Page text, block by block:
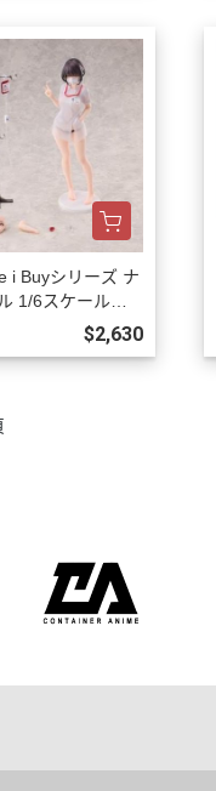
i Buyシリーズ ナ
1/6スケール塗
品フィギュア 初回
購26年12月1002
$2,630